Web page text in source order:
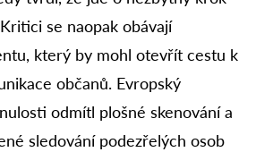
se naopak obávají
který by mohl otevřít cestu k
občanů. Evropský
odmítl plošné skenování a
sledování podezřelých osob